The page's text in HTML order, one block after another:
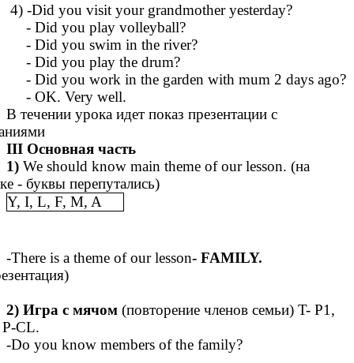
4) -Did you visit your grandmother yesterday?
- Did you play volleyball?
- Did you swim in the river?
- Did you play the drum?
- Did you work in the garden with mum 2 days ago?
- OK. Very well.
В течении урока идет показ презентации с
III Основная часть
1) We should know main theme of our lesson. (на
- буквы перепутались)
Y, I, L, F, M, A
-There is a theme of our lesson- FAMILY.
2) Игра с мячом (повторение членов семьи) T- P1,
CL.
-Do you know members of the family?